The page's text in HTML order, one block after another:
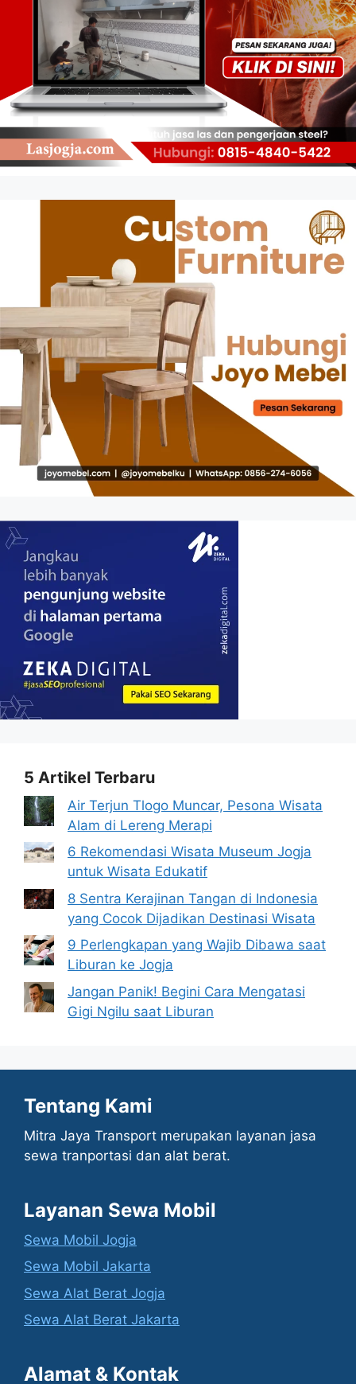
5 Artikel Terbaru
Air Terjun Tlogo Muncar, Pesona Wisata
Alam di Lereng Merapi
6 Rekomendasi Wisata Museum Jogja
untuk Wisata Edukatif
8 Sentra Kerajinan Tangan di Indonesia
yang Cocok Dijadikan Destinasi Wisata
9 Perlengkapan yang Wajib Dibawa saat
Liburan ke Jogja
Jangan Panik! Begini Cara Mengatasi
Gigi Ngilu saat Liburan
Tentang Kami
Mitra Jaya Transport merupakan layanan jasa
sewa tranportasi dan alat berat.
Layanan Sewa Mobil
Sewa Mobil Jogja
Sewa Mobil Jakarta
Sewa Alat Berat Jogja
Sewa Alat Berat Jakarta
Alamat & Kontak